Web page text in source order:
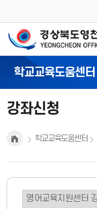
학교교육도움센터
학교교육도움센터
강좌신청